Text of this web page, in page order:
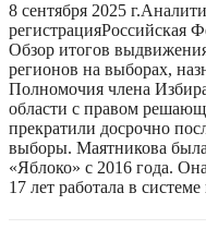
8 сентября 2025 г.
регистрацияРоссийская
Обзор итогов
регионов на выборах,
Полномочия члена
области с правом
прекратили досрочно
выборы. Маятникова
«Яблоко» с 2016 года.
17 лет работала в системе